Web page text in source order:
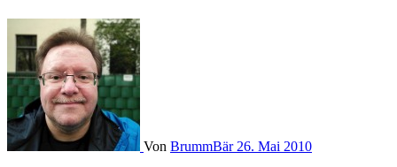
Von BrummBär 26. Mai 2010